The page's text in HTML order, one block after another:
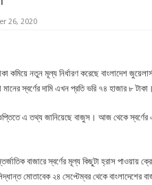
26, 2020
কমিয়ে নতুন মূল্য নির্ধারণ করেছে বাংলাদেশ
স্বর্ণের দামি এখন প্রতি ভরি ৭৪ হাজার ৮ টাকা।
এ তথ্য জানিয়েছে বাজুস। আজ থেকে স্বর্ণের
বাজারে স্বর্ণের মূল্য কিছুটা হ্রাস পাওয়ায়
মোতাবেক ২৪ সেপ্টেম্বর থেকে বাংলাদেশের